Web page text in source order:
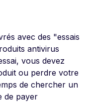
avec des "essais
antivirus
vous devez
ou perdre votre
de chercher un
de payer